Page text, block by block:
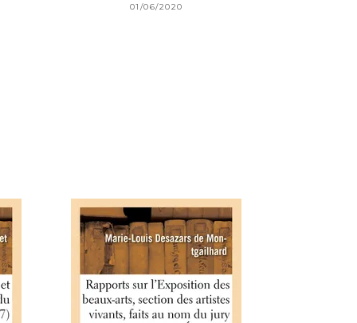
01/06/2020